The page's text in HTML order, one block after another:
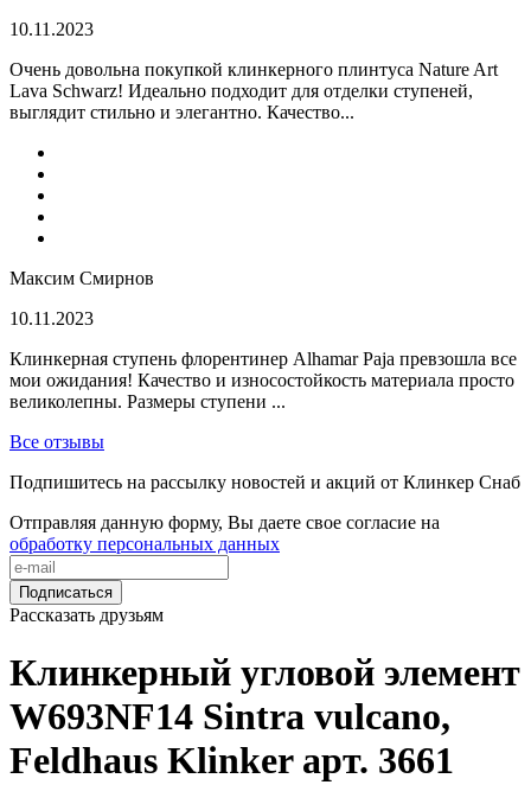
10.11.2023
Очень довольна покупкой клинкерного плинтуса Nature Art
Lava Schwarz! Идеально подходит для отделки ступеней,
выглядит стильно и элегантно. Качество...
Максим Смирнов
10.11.2023
Клинкерная ступень флорентинер Alhamar Paja превзошла все
мои ожидания! Качество и износостойкость материала просто
великолепны. Размеры ступени ...
Все отзывы
Подпишитесь на рассылку новостей и акций от Клинкер Снаб
Отправляя данную форму, Вы даете свое согласие на
обработку персональных данных
Подписаться
Рассказать друзьям
Клинкерный угловой элемент
W693NF14 Sintra vulcano,
Feldhaus Klinker арт. 3661